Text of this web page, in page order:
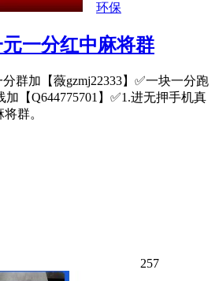
环保
一分红中麻将群
群加【薇gzmj22333】✅一块一分跑
加【Q644775701】✅1.进无押手机真
群。
257